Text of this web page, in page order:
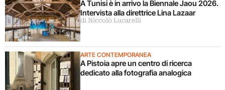
A Tunisi è in arrivo la Biennale Jaou 2026.
Intervista alla direttrice Lina Lazaar
di Niccolò Lucarelli
ARTE CONTEMPORANEA
A Pistoia apre un centro di ricerca
dedicato alla fotografia analogica